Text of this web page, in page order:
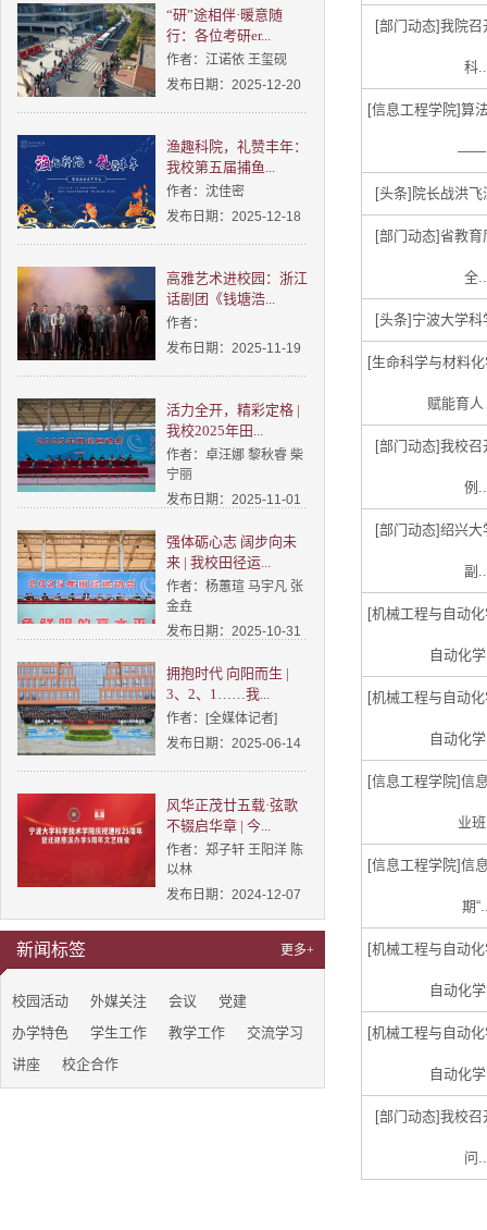
“研”途相伴·暖意随
行：各位考研er...
作者：江诺依 王玺砚
发布日期：2025-12-20
渔趣科院，礼赞丰年：
我校第五届捕鱼...
作者：沈佳密
发布日期：2025-12-18
高雅艺术进校园：浙江
话剧团《钱塘浩...
作者：
发布日期：2025-11-19
活力全开，精彩定格 |
我校2025年田...
作者：卓汪娜 黎秋睿 柴
宁丽
发布日期：2025-11-01
强体砺心志 阔步向未
来 | 我校田径运...
作者：杨蕙瑄 马宇凡 张
金垚
发布日期：2025-10-31
拥抱时代 向阳而生 |
3、2、1……我...
作者：[全媒体记者]
发布日期：2025-06-14
风华正茂廿五载·弦歌
不辍启华章 | 今...
作者：郑子轩 王阳洋 陈
以林
发布日期：2024-12-07
新闻标签 更多+
校园活动 外媒关注 会议
党建
办学特色
学生工作 教学工作
交流学习
讲座
校企合作
[部门动态]我院召
科
[信息工程学院]算
[头条] 院长战洪
[部门动态]省教育
全
[头条] 宁波大学
[生命科学与材料
赋能育
[部门动态]我校召
例
[部门动态]绍兴大
副
[机械工程与自动
自动化
[机械工程与自动
自动化
[信息工程学院]信
业
[信息工程学院]信
期
[机械工程与自动
自动化
[机械工程与自动
自动化
[部门动态]我校召
问